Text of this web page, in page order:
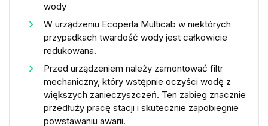
wody
W urządzeniu Ecoperla Multicab w niektórych
przypadkach twardość wody jest całkowicie
redukowana.
Przed urządzeniem należy zamontować filtr
mechaniczny, który wstępnie oczyści wodę z
większych zanieczyszczeń. Ten zabieg znacznie
przedłuży pracę stacji i skutecznie zapobiegnie
powstawaniu awarii.